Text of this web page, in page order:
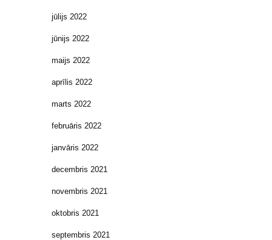
jūlijs 2022
jūnijs 2022
maijs 2022
aprīlis 2022
marts 2022
februāris 2022
janvāris 2022
decembris 2021
novembris 2021
oktobris 2021
septembris 2021